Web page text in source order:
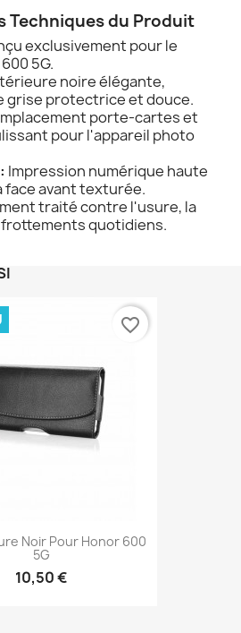
Techniques du Produit
exclusivement pour le
5G.
noire élégante,
grise protectrice et douce.
porte-cartes et
pour l'appareil photo
Impression numérique haute
face avant texturée.
traité contre l'usure, la
quotidiens.
Noir Pour Honor 600
5G
10,50 €
favorite_border